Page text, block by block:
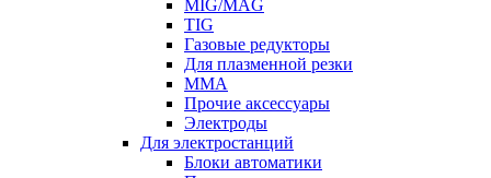
MIG/MAG
TIG
Газовые редукторы
Для плазменной резки
ММА
Прочие аксессуары
Электроды
Для электростанций
Блоки автоматики